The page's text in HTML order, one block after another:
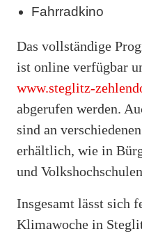
Fahrradkino
Das vollständige
ist online verfügbar
www.steglitz-
abgerufen werden.
sind an
erhältlich, wie in
und
Insgesamt lässt sich
Klimawoche in